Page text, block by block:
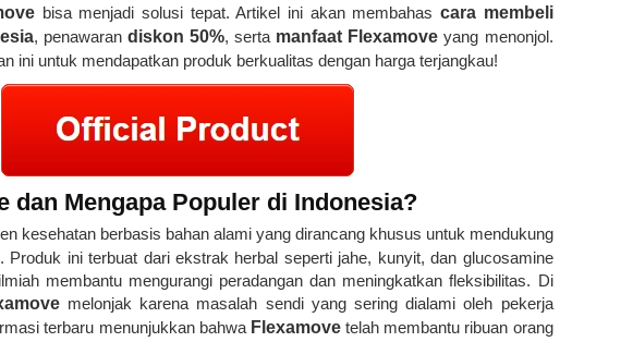
bisa menjadi solusi tepat. Artikel ini akan membahas cara membeli
, penawaran diskon 50%, serta manfaat Flexamove yang menonjol.
ini untuk mendapatkan produk berkualitas dengan harga terjangkau!
dan Mengapa Populer di Indonesia?
kesehatan berbasis bahan alami yang dirancang khusus untuk mendukung
Produk ini terbuat dari ekstrak herbal seperti jahe, kunyit, dan glucosamine
membantu mengurangi peradangan dan meningkatkan fleksibilitas. Di
melonjak karena masalah sendi yang sering dialami oleh pekerja
terbaru menunjukkan bahwa Flexamovetelah membantu ribuan orang